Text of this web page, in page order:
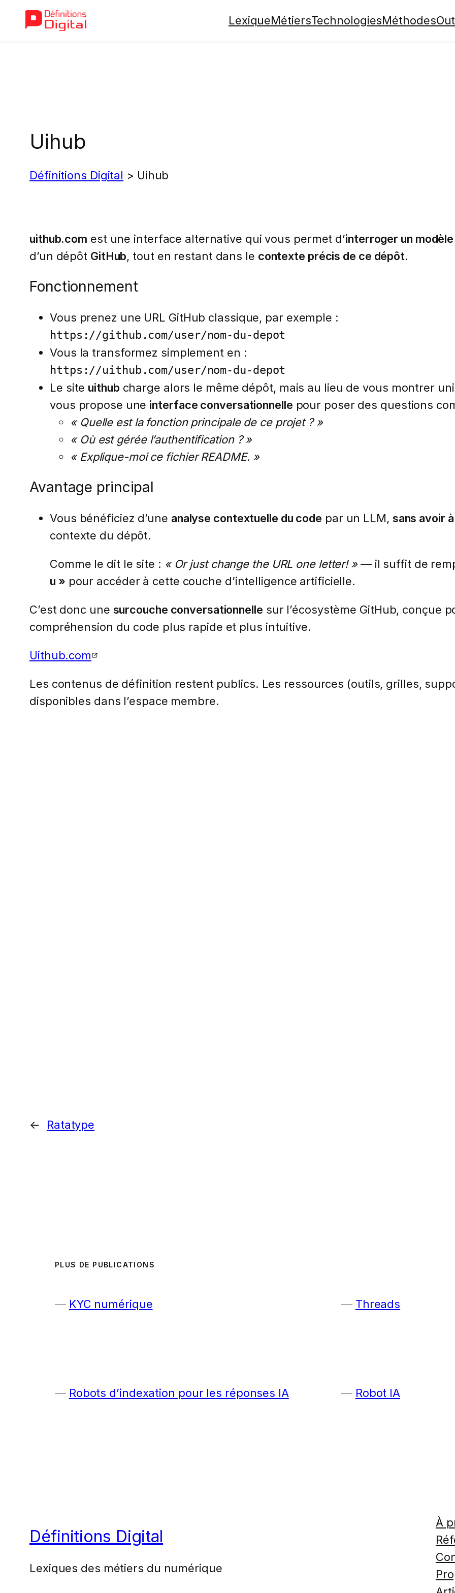
LexiqueMétiersTechnologiesMéthodes
Uihub
Définitions Digital > Uihub
uithub.com est une interface alternative qui vous permet d’interroger un
d’un dépôt GitHub, tout en restant dans le contexte précis de ce dépôt.
Fonctionnement
Vous prenez une URL GitHub classique, par exemple :
https://github.com/user/nom-du-depot
Vous la transformez simplement en :
https://uithub.com/user/nom-du-depot
Le site uithub charge alors le même dépôt, mais au lieu de vous montrer
vous propose une interface conversationnelle pour poser des questions
« Quelle est la fonction principale de ce projet ? »
« Où est gérée l’authentification ? »
« Explique-moi ce fichier README. »
Avantage principal
Vous bénéficiez d’une analyse contextuelle du code par un LLM, sans avoir
contexte du dépôt.
Comme le dit le site : « Or just change the URL one letter! »— il suffit de
u » pour accéder à cette couche d’intelligence artificielle.
C’est donc une surcouche conversationnelle sur l’écosystème GitHub, conçue
compréhension du code plus rapide et plus intuitive.
Uithub.com
Les contenus de définition restent publics. Les ressources (outils, grilles,
disponibles dans l’espace membre.
← Ratatype
PLUS DE PUBLICATIONS
KYC numérique Threads
Robots d’indexation pour les réponses IA Robot IA
Définitions Digital
Lexiques des métiers du numérique
À